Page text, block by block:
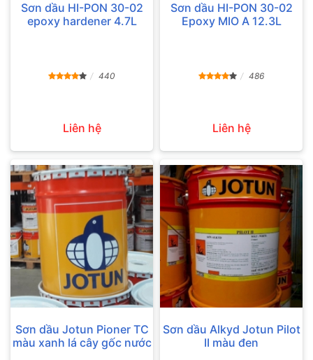
Sơn dầu HI-PON 30-02
epoxy hardener 4.7L
440
Liên hệ
Sơn dầu HI-PON 30-02
Epoxy MIO A 12.3L
486
Liên hệ
Sơn dầu Jotun Pioner TC
màu xanh lá cây gốc nước
Sơn dầu Alkyd Jotun Pilot
II màu đen